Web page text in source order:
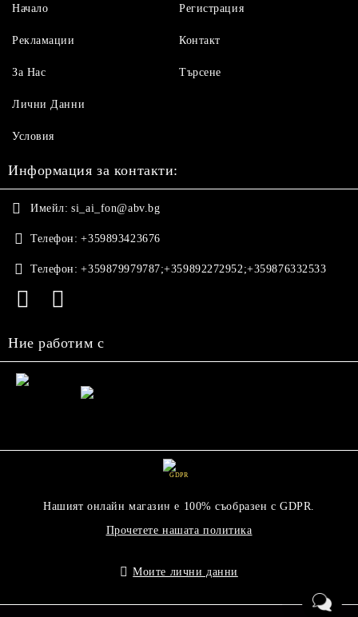
Начало
Рекламации
За Нас
Регистрация
Контакт
Търсене
Лични Данни
Условия
Информация за контакти:
Имейл: si_ai_fon@abv.bg
Телефон: +359893423676
Телефон: +359879979787;+359892272952;+359876332533
Ние работим с
GDPR
Нашият онлайн магазин е 100% съобразен с GDPR.
Прочетете нашата политика
Моите лични данни